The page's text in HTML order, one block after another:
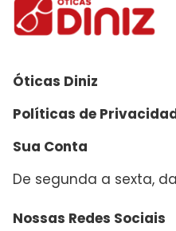
Óticas Diniz
Políticas de
Sua Conta
De segunda a sexta,
Nossas Redes Sociais